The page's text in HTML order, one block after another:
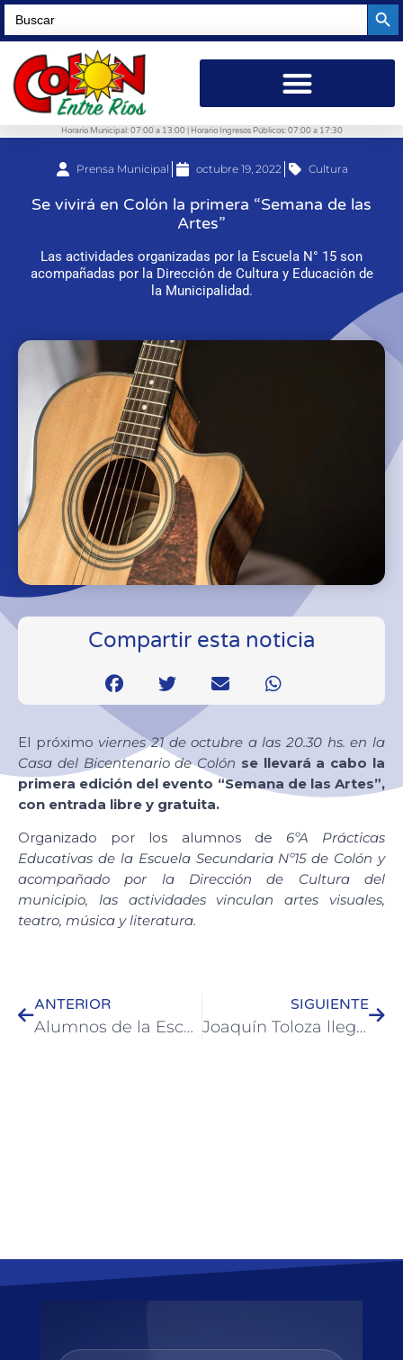
Search
for:
Horario Municipal: 07:00 a 13:00 | Horario Ingresos Públicos: 07:00 a 17:30
Prensa Municipal octubre 19, 2022 Cultura
Se vivirá en Colón la primera “Semana de las
Artes”
Las actividades organizadas por la Escuela N° 15 son
acompañadas por la Dirección de Cultura y Educación de
la Municipalidad.
Compartir esta noticia
El próximo viernes 21 de octubre a las 20.30 hs. en la
Casa del Bicentenario de Colón se llevará a cabo la
primera edición del evento “Semana de las Artes”,
con entrada libre y gratuita.
Organizado por los alumnos de 6ºA Prácticas
Educativas de la Escuela Secundaria Nº15 de Colón y
acompañado por la Dirección de Cultura del
municipio, las actividades vinculan artes visuales,
teatro, música y literatura.
ANTERIOR
Alumnos de la Escuela de Bellas Artes participa de actividades en Colón
SIGUIENTE
Joaquín Toloza llega a Colón con un seminario de danza